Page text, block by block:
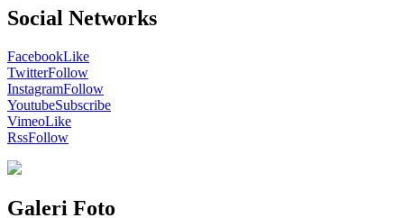
Social Networks
FacebookLike
TwitterFollow
InstagramFollow
YoutubeSubscribe
VimeoLike
RssFollow
Galeri Foto